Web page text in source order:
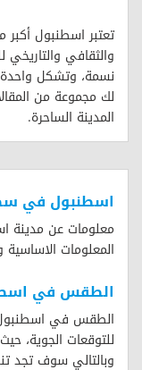
تعتبر اسطنبول
نسمة، وتشكل واحدة
لك مجموعة من
المدينة الساحرة.
اسطنبول في
معلومات عن مدينة
المعلومات الاساسية
الطقس في
الطقس في اسطنبول
للتوقعات الجوية،
وبالتالي سوف تجد